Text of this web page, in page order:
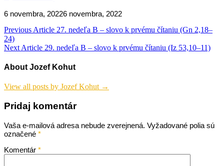
6 novembra, 20226 novembra, 2022
Navigácia
v
Previous Article 27. nedeľa B – slovo k prvému čítaniu (Gn 2,18–
24)
Next Article 29. nedeľa B – slovo k prvému čítaniu (Iz 53,10–11)
About Jozef Kohut
View all posts by Jozef Kohut →
Pridaj komentár
Vaša e-mailová adresa nebude zverejnená. Vyžadované polia sú
označené *
Komentár *